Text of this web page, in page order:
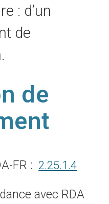
: d’un
de
de
FR : 2.25.1.4